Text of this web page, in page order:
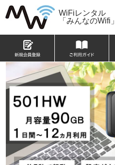
WiFiレンタル
「みんなのWifi」